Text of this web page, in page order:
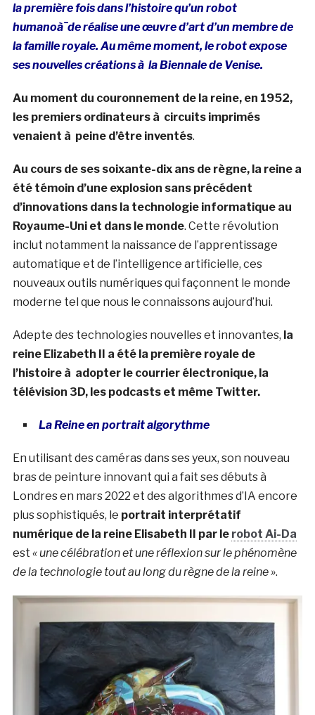
la première fois dans l’histoire qu’un robot
humanoà¯de réalise une œuvre d’art d’un membre de
la famille royale. Au même moment, le robot expose
ses nouvelles créations à la Biennale de Venise.
Au moment du couronnement de la reine, en 1952,
les premiers ordinateurs à circuits imprimés
venaient à peine d’être inventés.
Au cours de ses soixante-dix ans de règne, la reine a
été témoin d’une explosion sans précédent
d’innovations dans la technologie informatique au
Royaume-Uni et dans le monde. Cette révolution
inclut notamment la naissance de l’apprentissage
automatique et de l’intelligence artificielle, ces
nouveaux outils numériques qui façonnent le monde
moderne tel que nous le connaissons aujourd’hui.
Adepte des technologies nouvelles et innovantes, la
reine Elizabeth II a été la première royale de
l’histoire à adopter le courrier électronique, la
télévision 3D, les podcasts et même Twitter.
La Reine en portrait algorythme
En utilisant des caméras dans ses yeux, son nouveau
bras de peinture innovant qui a fait ses débuts à
Londres en mars 2022 et des algorithmes d’IA encore
plus sophistiqués, le portrait interprétatif
numérique de la reine Elisabeth II par le robot Ai-Da
est « une célébration et une réflexion sur le phénomène
de la technologie tout au long du règne de la reine ».